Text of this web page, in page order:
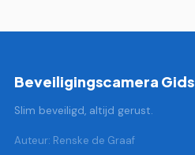
Beveiligingscamera Gids
Slim beveiligd, altijd gerust.
Auteur: Renske de Graaf